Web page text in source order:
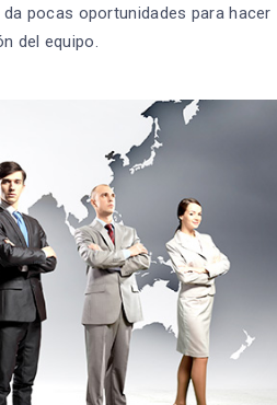
pocas oportunidades para hacer
del equipo.